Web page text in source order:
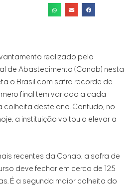
realizado pela
de Abastecimento (Conab) nesta
o Brasil com safra recorde de
final tem variado a cada
colheita deste ano. Contudo, no
a instituição voltou a elevar a
recentes da Conab, a safra de
deve fechar em cerca de 125
É a segunda maior colheita do